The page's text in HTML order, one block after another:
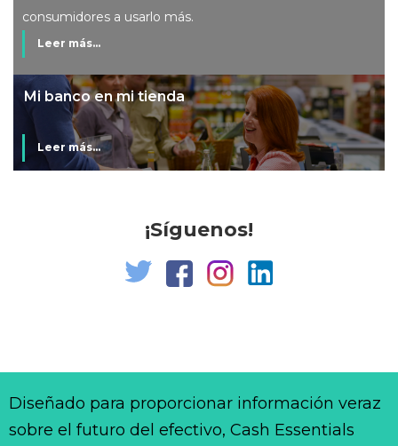
consumidores a usarlo más.
Leer más...
Mi banco en mi tienda
Leer más...
¡Síguenos!
Diseñado para proporcionar información veraz
sobre el futuro del efectivo, Cash Essentials